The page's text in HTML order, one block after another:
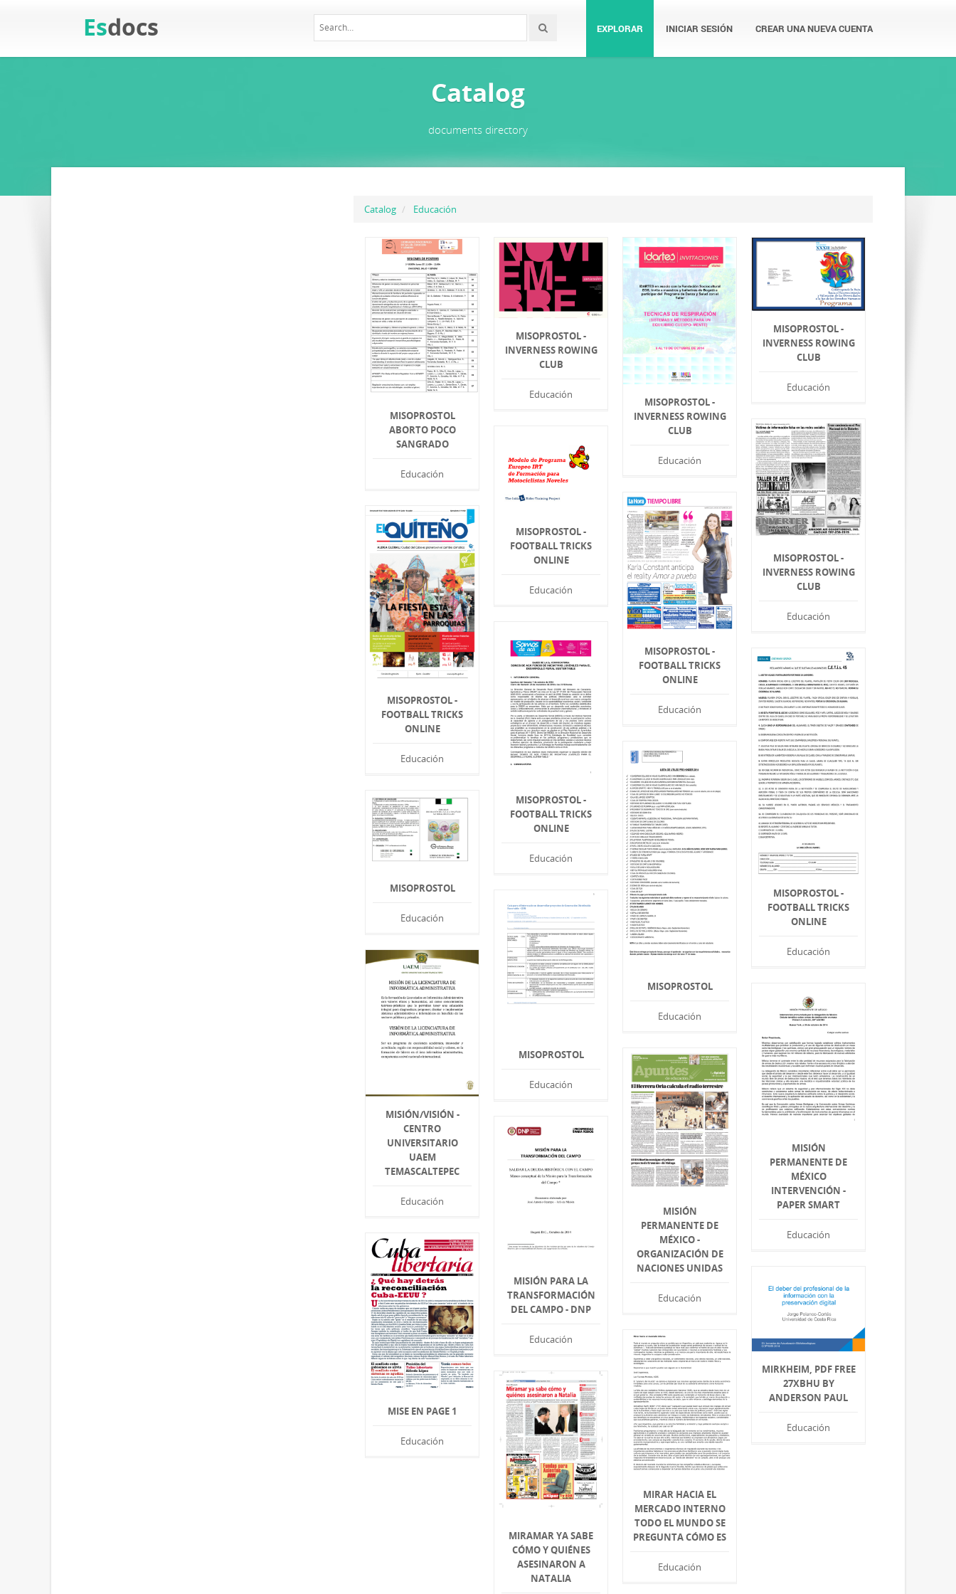
Esdocs EXPLORAR INICIAR SESIÓN CREAR UNA NUEVA CUENTA
Catalog
documents directory
Catalog Educación
MISOPROSTOL
ABORTO POCO
SANGRADO
Educación
MISOPROSTOL -
INVERNESS ROWING
CLUB
Educación
MISOPROSTOL -
INVERNESS ROWING
CLUB
Educación
MISOPROSTOL -
INVERNESS ROWING
CLUB
Educación
MISOPROSTOL -
INVERNESS ROWING
CLUB
Educación
MISOPROSTOL -
FOOTBALL TRICKS
ONLINE
Educación
MISOPROSTOL -
FOOTBALL TRICKS
ONLINE
Educación
MISOPROSTOL -
FOOTBALL TRICKS
ONLINE
Educación
MISOPROSTOL -
FOOTBALL TRICKS
ONLINE
Educación
MISOPROSTOL -
FOOTBALL TRICKS
ONLINE
Educación
MISOPROSTOL
Educación
MISOPROSTOL
Educación
MISOPROSTOL
Educación
MISIÓN/VISIÓN -
CENTRO
UNIVERSITARIO
UAEM
TEMASCALTEPEC
Educación
MISIÓN
PERMANENTE DE
MÉXICO
INTERVENCIÓN -
PAPER SMART
Educación
MISIÓN
PERMANENTE DE
MÉXICO -
ORGANIZACIÓN DE
NACIONES UNIDAS
Educación
MISIÓN PARA LA
TRANSFORMACIÓN
DEL CAMPO - DNP
Educación
MISE EN PAGE 1
Educación
MIRKHEIM, PDF FREE
27XBHU BY
ANDERSON PAUL
Educación
MIRAR HACIA EL
MERCADO INTERNO
TODO EL MUNDO SE
PREGUNTA CÓMO ES
Educación
MIRAMAR YA SABE
CÓMO Y QUIÉNES
ASESINARON A
NATALIA